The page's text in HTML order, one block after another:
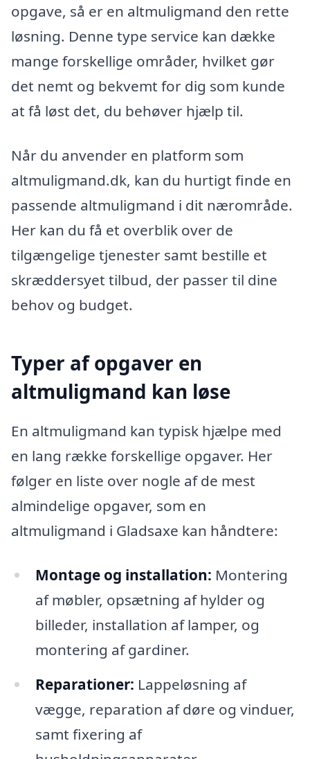
opgave, så er en altmuligmand den rette
løsning. Denne type service kan dække
mange forskellige områder, hvilket gør
det nemt og bekvemt for dig som kunde
at få løst det, du behøver hjælp til.
Når du anvender en platform som
altmuligmand.dk, kan du hurtigt finde en
passende altmuligmand i dit nærområde.
Her kan du få et overblik over de
tilgængelige tjenester samt bestille et
skræddersyet tilbud, der passer til dine
behov og budget.
Typer af opgaver en
altmuligmand kan løse
En altmuligmand kan typisk hjælpe med
en lang række forskellige opgaver. Her
følger en liste over nogle af de mest
almindelige opgaver, som en
altmuligmand i Gladsaxe kan håndtere:
Montage og installation: Montering
af møbler, opsætning af hylder og
billeder, installation af lamper, og
montering af gardiner.
Reparationer: Lappeløsning af
vægge, reparation af døre og vinduer,
samt fixering af